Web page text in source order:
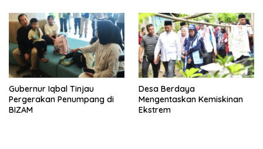
Gubernur Iqbal Tinjau
Pergerakan Penumpang di
BIZAM
Desa Berdaya
Mengentaskan Kemiskinan
Ekstrem